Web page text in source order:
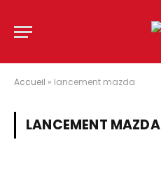
Accueil » lancement mazda
LANCEMENT MAZDA